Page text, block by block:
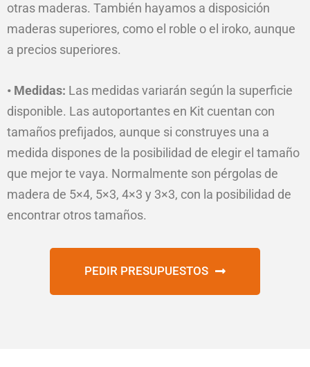
otras maderas. También hayamos a disposición
maderas superiores, como el roble o el iroko, aunque
a precios superiores.
• Medidas: Las medidas variarán según la superficie
disponible. Las autoportantes en Kit cuentan con
tamaños prefijados, aunque si construyes una a
medida dispones de la posibilidad de elegir el tamaño
que mejor te vaya. Normalmente son pérgolas de
madera de 5×4, 5×3, 4×3 y 3×3, con la posibilidad de
encontrar otros tamaños.
PEDIR PRESUPUESTOS